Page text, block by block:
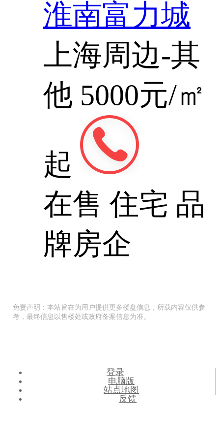
淮南富力城
上海周边-其
他 5000元/㎡
起
在售 住宅 品
牌房企
免责声明：本站旨在为用户提供更多楼盘信息，所载内容仅供参
考，最终信息以售楼处或政府备案信息为准。
登录
电脑版
站点地图
反馈